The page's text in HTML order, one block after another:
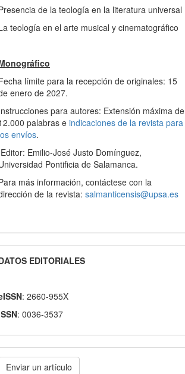
de la teología en la literatura universal
teología en el arte musical y cinematográfico
límite para la recepción de originales: 15
enero de 2027.
para autores: Extensión máxima de
palabras eindicaciones de la revista para
envíos.
Editor: Emilio-José Justo Domínguez,
Pontificia de Salamanca.
más información, contáctese con la
de la revista: salmanticensis@upsa.es
EDITORIALES
: 2660-955X
: 0036-3537
Enviar un artículo